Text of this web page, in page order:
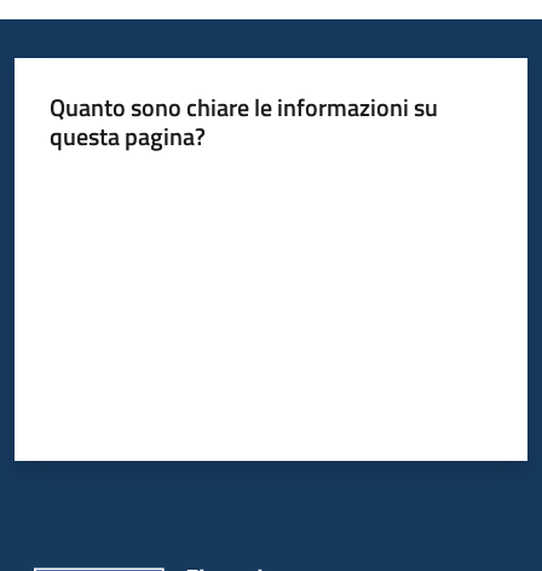
famiglie
Informazioni
locali
Quanto sono chiare le informazioni su
questa pagina?